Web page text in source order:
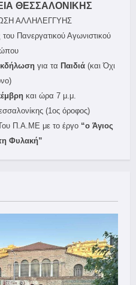
ΘΕΣΣΑΛΟΝΙΚΗΣ
ΑΛΛΗΛΕΓΓΥΗΣ
του Πανεργατικού Αγωνιστικού
για τα Παιδιά (και Όχι
και ώρα 7 μ.μ.
(1ος όροφος)
Π.Α.ΜΕ με το έργο“ο Άγιος
Φυλακή”